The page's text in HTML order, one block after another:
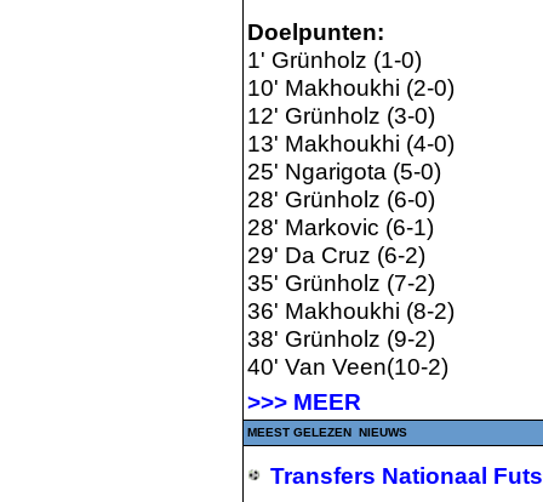
Doelpunten:
1' Grünholz (1-0)
10' Makhoukhi (2-0)
12' Grünholz (3-0)
13' Makhoukhi (4-0)
25' Ngarigota (5-0)
28' Grünholz (6-0)
28' Markovic (6-1)
29' Da Cruz (6-2)
35' Grünholz (7-2)
36' Makhoukhi (8-2)
38' Grünholz (9-2)
40' Van Veen(10-2)
>>> MEER
MEEST GELEZEN NIEUWS
Transfers Nationaal